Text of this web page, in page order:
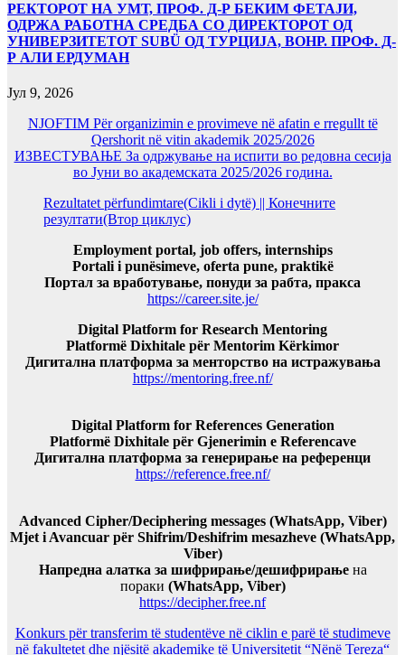
РЕКТОРОТ НА УМТ, ПРОФ. Д-Р БЕКИМ ФЕТАЈИ,
ОДРЖА РАБОТНА СРЕДБА СО ДИРЕКТОРОТ ОД
УНИВЕРЗИТЕТОТ SUBÜ ОД ТУРЦИЈА, ВОНР. ПРОФ. Д-
Р АЛИ ЕРДУМАН
Јул 9, 2026
NJOFTIM Për organizimin e provimeve në afatin e rregullt të
Qershorit në vitin akademik 2025/2026
ИЗВЕСТУВАЊЕ За одржување на испити во редовна сесија
во Јуни во академската 2025/2026 година.
Rezultatet përfundimtare(Cikli i dytë) || Конечните
резултати(Втор циклус)
Employment portal, job offers, internships
Portali i punësimeve, oferta pune, praktikë
Портал за вработување, понуди за рабта, пракса
https://career.site.je/
Digital Platform for Research Mentoring
Platformë Dixhitale për Mentorim Kërkimor
Дигитална платформа за менторство на истражувања
https://mentoring.free.nf/
Digital Platform for References Generation
Platformë Dixhitale për Gjenerimin e Referencave
Дигитална платформа за генерирање на референци
https://reference.free.nf/
Advanced Cipher/Deciphering messages (WhatsApp, Viber)
Mjet i Avancuar për Shifrim/Deshifrim mesazheve (WhatsApp,
Viber)
Напредна алатка за шифрирање/дешифрирањена
пораки (WhatsApp, Viber)
https://decipher.free.nf
Konkurs për transferim të studentëve në ciklin e parë të studimeve
në fakultetet dhe njësitë akademike të Universitetit “Nënë Tereza“